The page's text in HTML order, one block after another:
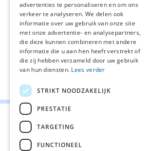
vermoeidheid, zoals deMultidimensionele
Vermoeidheidsindex(MVI) of de
Spankracht
(CIS). Een score ≥35 op
van vermoeidheid van de CIS wordt
off voor ernstige vermoeidheid.
Deel deze pagina:
advertenties te personaliseren en om ons
verkeer te analyseren. We delen ook
informatie over uw gebruik van onze site
met onze advertentie- en analysepartners,
die deze kunnen combineren met andere
informatie die u aan hen heeft verstrekt of
die zij hebben verzameld door uw gebruik
van hun diensten. Lees verder
STRIKT NOODZAKELIJK
PRESTATIE
TARGETING
FUNCTIONEEL